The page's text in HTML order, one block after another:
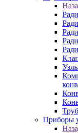
Приборы